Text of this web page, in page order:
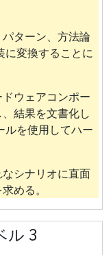
ターン、方法論
に変換することに
ウェアコンポー
結果を文書化し
ルを使用してハー
シナリオに直面
める。
ル 3